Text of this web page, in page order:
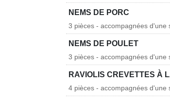
NEMS DE PORC
3 pièces - accompagnées d'une
NEMS DE POULET
3 pièces - accompagnées d'une
RAVIOLIS CREVETTES À
4 pièces - accompagnées d'une